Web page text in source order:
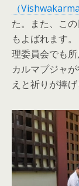
（Vishwakarma
た。また、こ
もよばれます
理委員会でも
カルマプジャ
えと祈りが捧げ